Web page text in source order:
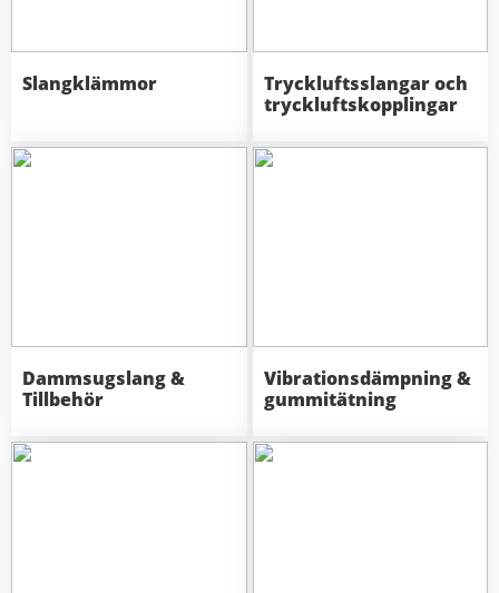
Slangklämmor
Tryckluftsslangar och
tryckluftskopplingar
Dammsugslang &
Tillbehör
Vibrationsdämpning &
gummitätning